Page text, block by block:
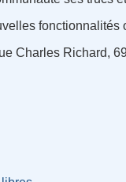
fonctionnalités
Charles Richard,